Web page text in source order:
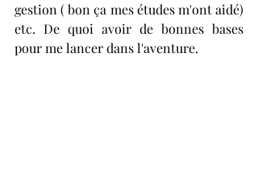
gestion ( bon ça mes études m'ont aidé)
etc. De quoi avoir de bonnes bases
pour me lancer dans l'aventure.